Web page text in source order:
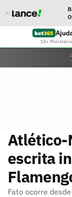
18+
Atlético-
escrita
Fato ocorre